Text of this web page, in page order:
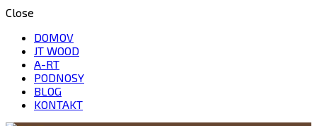
Close
DOMOV
JT WOOD
A-RT
PODNOSY
BLOG
KONTAKT